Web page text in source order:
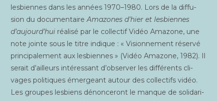
les­biennes dans les années 1970–1980. Lors de la dif­fu­
sion du docu­men­taireAma­zones d’hier et les­biennes
d’aujourd’hui réa­li­sé par le col­lec­tif Vidéo Ama­zone, une
note jointe sous le titre indique : « Vision­ne­ment réser­vé
prin­ci­pa­le­ment aux les­biennes » (Vidéo Ama­zone, 1982). Il
serait d’ailleurs inté­res­sant d’observer les dif­fé­rents cli­
vages poli­tiques émer­geant autour des col­lec­tifs vidéo.
Les groupes les­biens dénon­ce­ront le manque de soli­da­ri­